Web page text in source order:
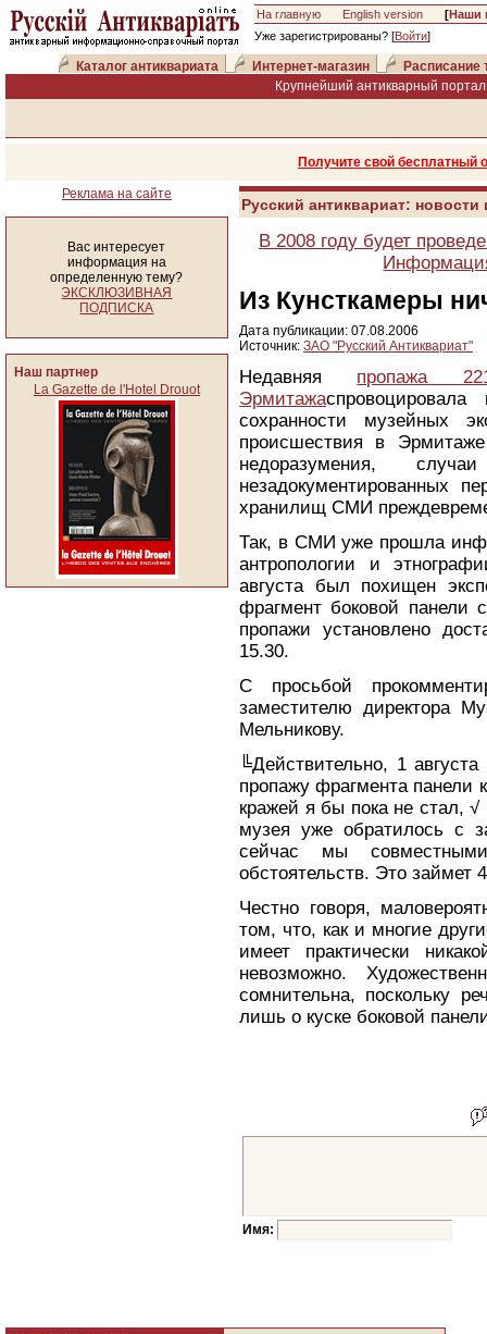
На главную English version [Наши
Уже зарегистрированы? [Войти]
Каталог антиквариата Интернет-магазин
Расписание
Крупнейший антикварный
Получите свой
Реклама на сайте
Вас интересует
информация на
определенную тему?
ЭКСКЛЮЗИВНАЯ
ПОДПИСКА
Наш партнер
La Gazette de l'Hotel Drouot
Русский антиквариат:
В 2008 году будет
Из Кунсткамеры
Дата публикации: 07.08.2006
Источник: ЗАО "Русский Антиквариат"
Недавняя пропажа
Эрмитажа
сохранности музейных
происшествия в
недоразумения,
незадокументированных
хранилищ СМИ
Так, в СМИ уже прошла
антропологии и
августа был похищен
фрагмент боковой панели
пропажи установлено
15.30.
С просьбой
заместителю директора
Мельникову.
╚Действительно, 1
пропажу фрагмента панели
кражей я бы пока не стал,
музея уже обратилось с
сейчас мы
обстоятельств. Это займет
Честно говоря,
том, что, как и многие
имеет практически
невозможно.
сомнительна, поскольку
лишь о куске боковой
Имя: